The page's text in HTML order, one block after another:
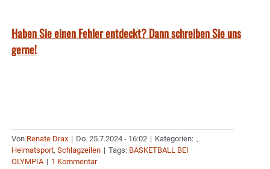
Haben Sie einen Fehler entdeckt? Dann schreiben Sie uns
gerne!
Von Renate Drax | Do. 25.7.2024 - 16:02 | Kategorien: .,
Heimatsport, Schlagzeilen | Tags: BASKETBALL BEI
OLYMPIA | 1 Kommentar